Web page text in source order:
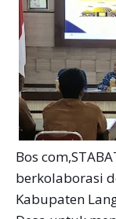
Bos
berkolaborasi
Kabupaten